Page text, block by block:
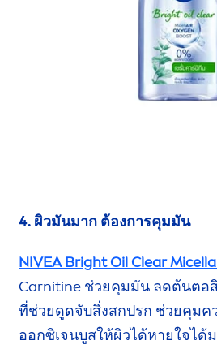
4. ผิวมันมาก ต้องการคุมมัน
NIVEABright Oil Clear
Carnitine ช่วยคุมมัน ลดต้นตอ
ที่ช่วยดูดจับสิ่งสกปรก ช่วยคุมค
ออกซิเจนบูสให้ผิวได้หายใจได้